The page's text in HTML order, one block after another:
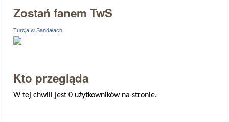
Zostań fanem TwS
Turcja w Sandałach
Kto przegląda
W tej chwili jest 0 użytkowników na stronie.